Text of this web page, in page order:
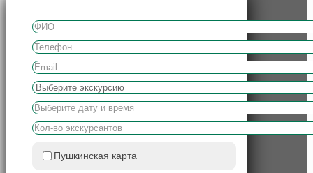
Пушкинская карта